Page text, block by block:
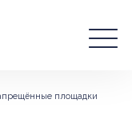
площадки